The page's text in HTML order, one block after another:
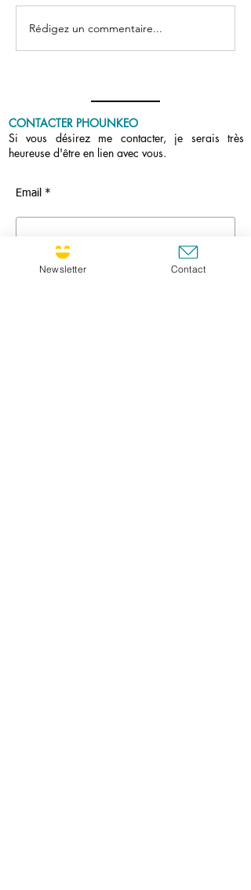
Tout gratuit : deux mois
après l’annonce
Rédigez un commentaire...
CONTACTER PHOUNKEO
Si vous désirez me contacter, je serais très
heureuse d'être en lien avec vous.
Email *
Prénom / First name *
Newsletter Contact